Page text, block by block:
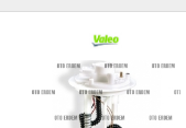
Kampanyalı
Ürünler